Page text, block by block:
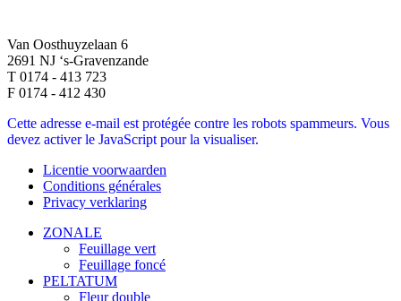
Van Oosthuyzelaan 6
2691 NJ ‘s-Gravenzande
T 0174 - 413 723
F 0174 - 412 430
Cette adresse e-mail est protégée contre les robots spammeurs. Vous
devez activer le JavaScript pour la visualiser.
Licentie voorwaarden
Conditions générales
Privacy verklaring
ZONALE
Feuillage vert
Feuillage foncé
PELTATUM
Fleur double